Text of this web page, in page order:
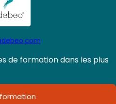
de formation dans les plus